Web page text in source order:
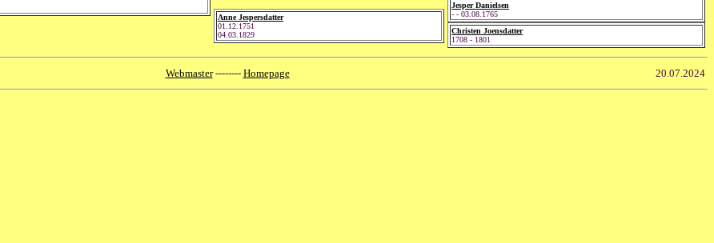
Anne Jespersdatter
01.12.1751
04.03.1829
Jesper Danielsen
- - 03.08.1765
Christen Joensdatter
1708 - 1801
Webmaster-------- Homepage 20.07.2024